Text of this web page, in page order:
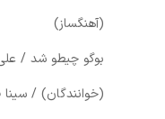
(آهنگساز)
بوگو چیطو شد /
(خوانندگان) / سینا